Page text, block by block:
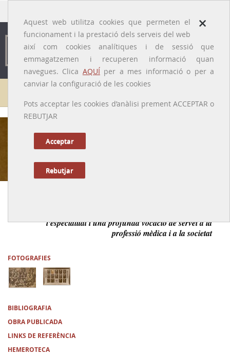
×
Aquest web utilitza cookies que permeten el
funcionament i la prestació dels serveis del web
així com cookies analítiques i de sessió que
emmagatzemen i recuperen informació quan
navegues. Clica AQUÍper a mes informació o per a
canviar la configuració de les cookies
Pots acceptar les cookies d’anàlisi prement ACCEPTAR o
REBUTJAR
Acceptar
Rebutjar
Galeria de metges
[Mataró, 1866 - Barcelona, 1939]
l'especialitat i una profunda vocació de servei a la
professió mèdica i a la societat
FOTOGRAFIES
BIBLIOGRAFIA
OBRA PUBLICADA
LINKS DE REFERÈNCIA
HEMEROTECA